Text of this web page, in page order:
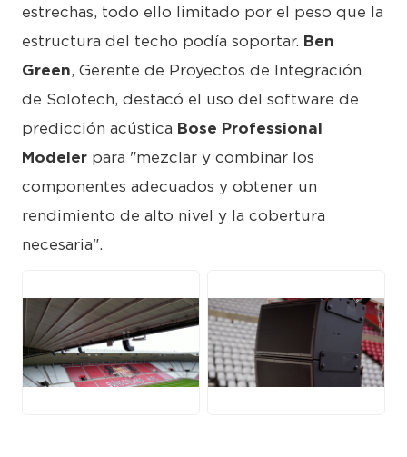
estrechas, todo ello limitado por el peso que la
estructura del techo podía soportar. Ben
Green, Gerente de Proyectos de Integración
de Solotech, destacó el uso del software de
predicción acústica Bose Professional
Modeler para "mezclar y combinar los
componentes adecuados y obtener un
rendimiento de alto nivel y la cobertura
necesaria".